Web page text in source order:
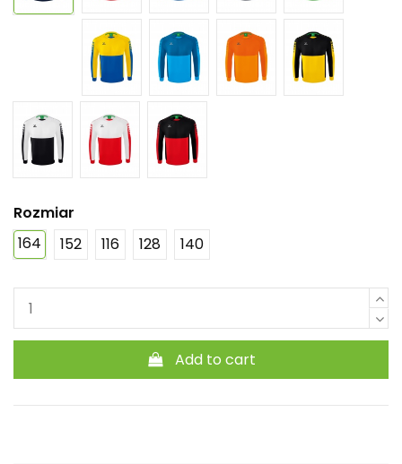
Rozmiar
164
152 116 128 140
Add to cart